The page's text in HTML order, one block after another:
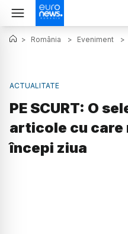
> România > Eveniment >
ACTUALITATE
PE SCURT: O
articole cu care
începi ziua